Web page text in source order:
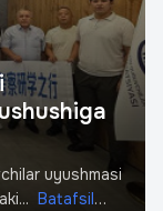
uyushmasi
Batafsil